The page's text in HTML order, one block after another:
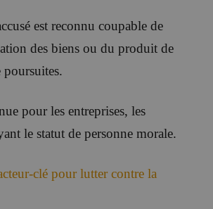
est reconnu coupable de
des biens ou du produit de
poursuites.
pour les entreprises, les
le statut de personne morale.
clé pour lutter contre la